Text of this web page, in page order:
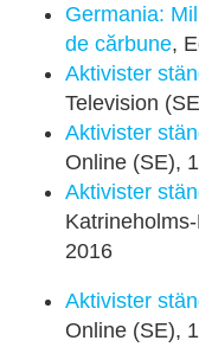
Germania:
de cărbune,
Aktivister
Television
Aktivister
Online (SE),
Aktivister
2016
Aktivister
Online (SE),